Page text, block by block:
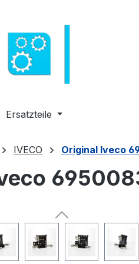
Ersatzteile
IVECO Original Iveco